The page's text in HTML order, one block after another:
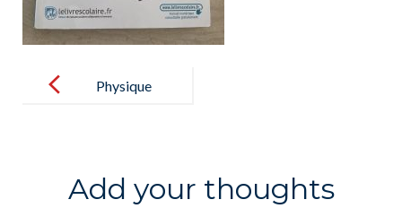
navigation
Physique
Add your thoughts